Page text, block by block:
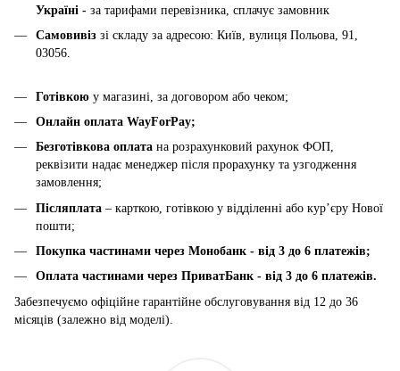
Україні - за тарифами перевізника, сплачує замовник
Самовивіз зі складу за адресою: Київ, вулиця Польова, 91,
03056.
Готівкою у магазині, за договором або чеком;
Онлайн оплата WayForPay;
Безготівкова оплата на розрахунковий рахунок ФОП,
реквізити надає менеджер після прорахунку та узгодження
замовлення;
Післяплата – карткою, готівкою у відділенні або курʼєру Нової
пошти;
Покупка частинами через Монобанк - від 3 до 6 платежів;
Оплата частинами через ПриватБанк - від 3 до 6 платежів.
Забезпечуємо офіційне гарантійне обслуговування від 12 до 36
місяців (залежно від моделі).